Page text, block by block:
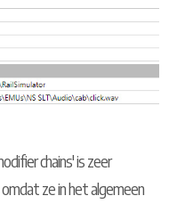
chains' is zeer
ze in het algemeen